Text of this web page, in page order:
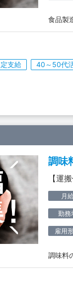
食品製
支給 40～50代
調味
【運
月
勤務
雇用
調味料